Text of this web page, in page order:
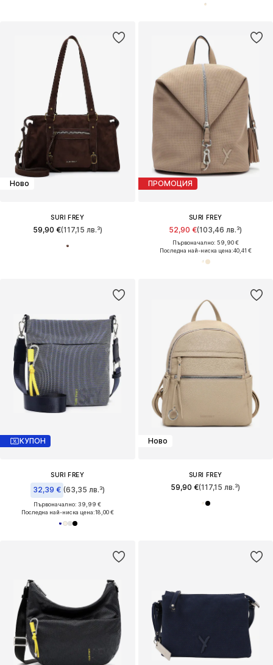
Ново
SURI FREY
59,90 €(117,15 лв.³)
ПРОМОЦИЯ
SURI FREY
52,90 €(103,46 лв.³)
Първоначално: 59,90 €
Последна най-ниска цена:40,41 €
КУПОН
SURI FREY
32,39 € (63,35 лв.³)
Първоначално: 39,99 €
Последна най-ниска цена:18,00 €
Ново
SURI FREY
59,90 €(117,15 лв.³)